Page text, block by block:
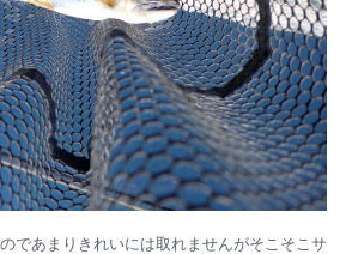
であまりきれいには取れませんがそこそこサ